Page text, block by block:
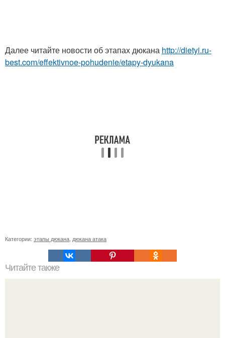
Далее читайте новости об этапах дюкана http://dietyi.ru-
best.com/effektivnoe-pohudenie/etapy-dyukana
Категории: этапы дюкана дюкана атака
Читайте также